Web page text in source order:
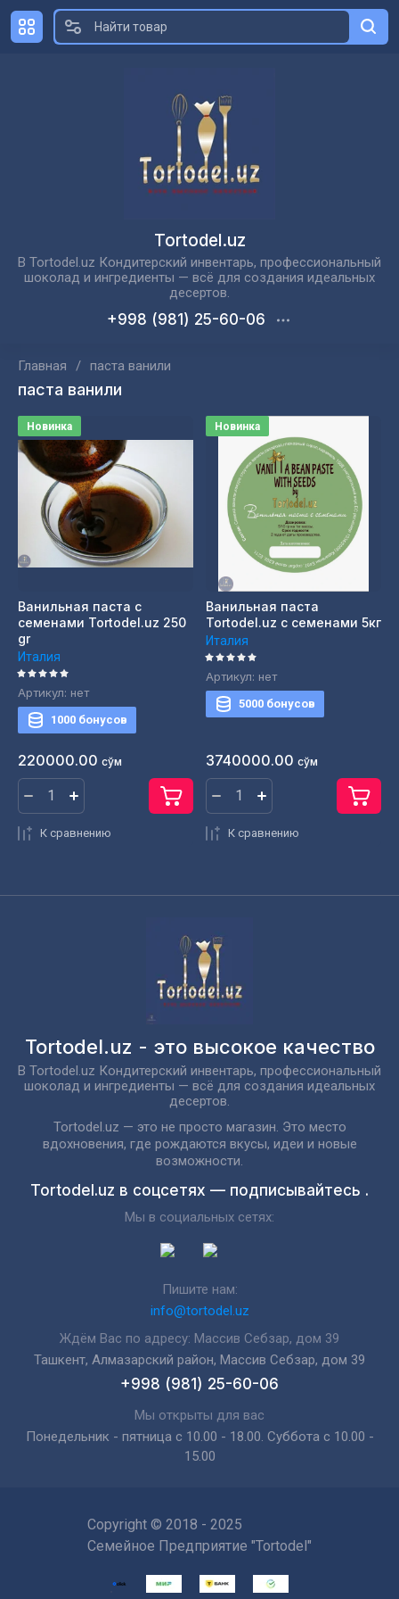
Tortodel.uz
В Tortodel.uz Кондитерский инвентарь, профессиональный
шоколад и ингредиенты — всё для создания идеальных
десертов.
+998 (981) 25-60-06
Главная / паста ванили
паста ванили
Новинка
Ванильная паста с
семенами Tortodel.uz 250
gr
Италия
Артикул: нет
1000 бонусов
220000.00 сўм
К сравнению
Новинка
Ванильная паста
Tortodel.uz c семенами 5кг
Италия
Артикул: нет
5000 бонусов
3740000.00 сўм
К сравнению
Tortodel.uz - это высокое качество
В Tortodel.uz Кондитерский инвентарь, профессиональный
шоколад и ингредиенты — всё для создания идеальных
десертов.
Tortodel.uz — это не просто магазин. Это место
вдохновения, где рождаются вкусы, идеи и новые
возможности.
Tortodel.uz в соцсетях — подписывайтесь .
Мы в социальных сетях:
Пишите нам:
info@tortodel.uz
Ждём Вас по адресу: Массив Себзар, дом 39
Ташкент, Алмазарский район, Массив Себзар, дом 39
+998 (981) 25-60-06
Мы открыты для вас
Понедельник - пятница с 10.00 - 18.00. Суббота с 10.00 -
15.00
Copyright © 2018 - 2025
Семейное Предприятие "Tortodel"